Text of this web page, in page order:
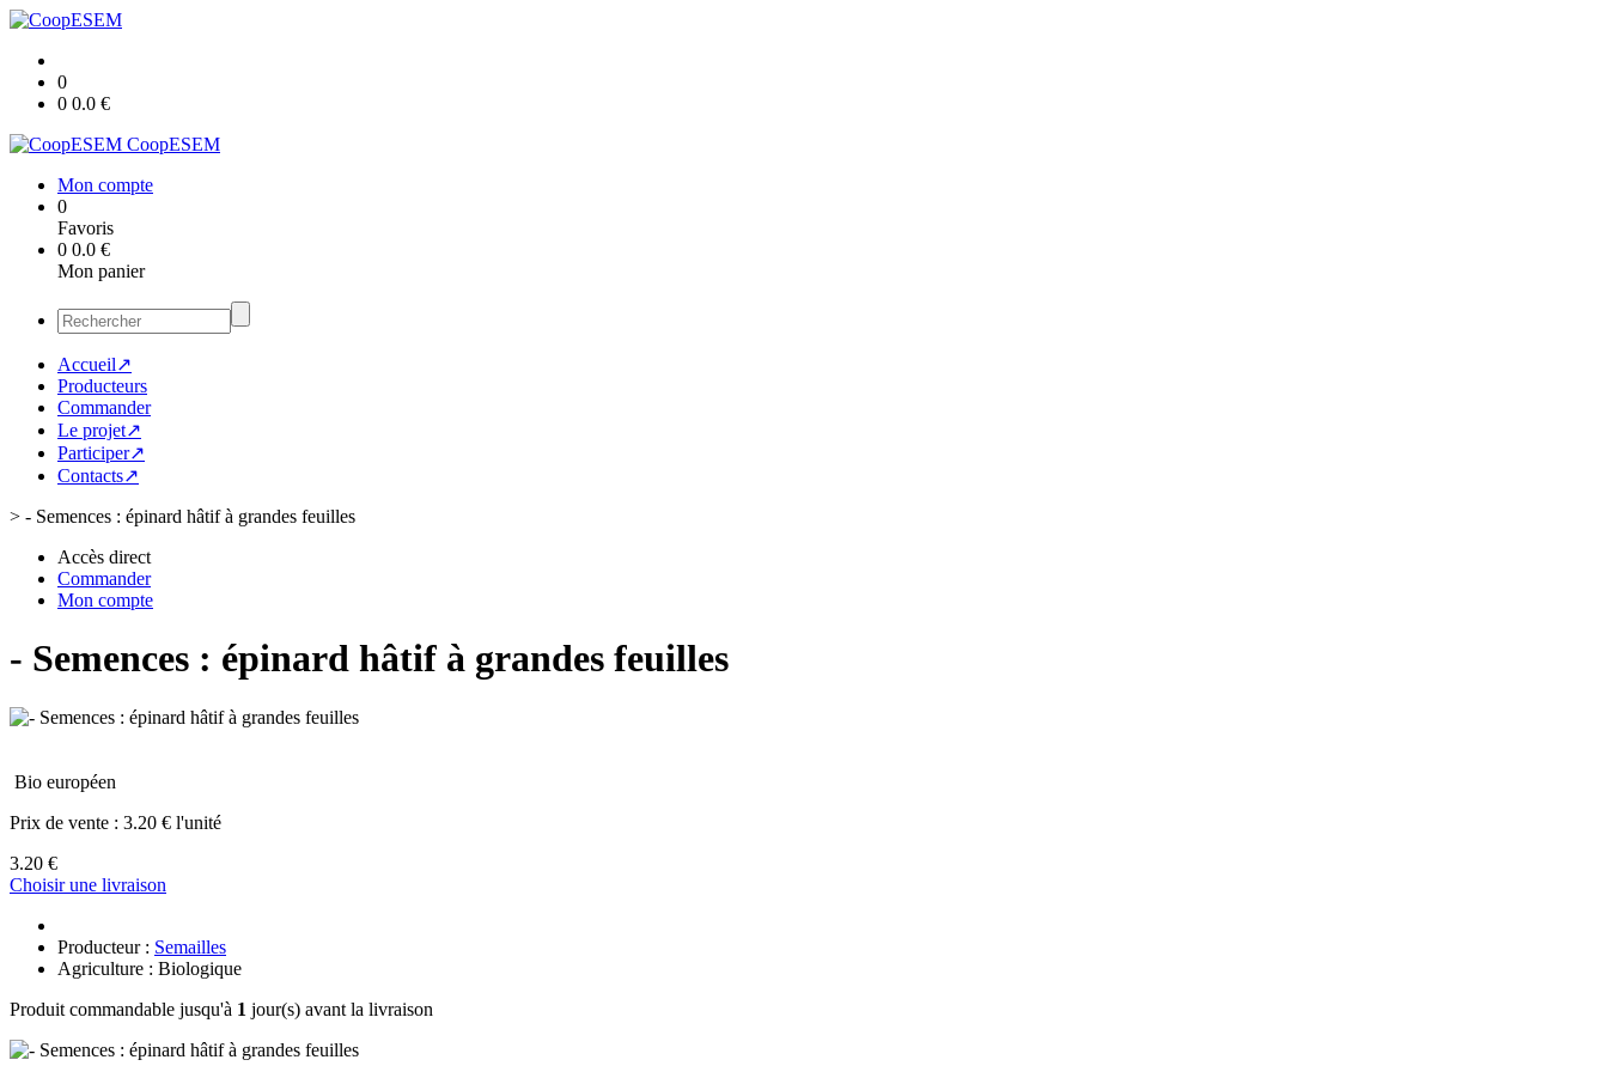
0
0 0.0 €
CoopESEM
Mon compte
0
Favoris
0 0.0 €
Mon panier
Accueil↗
Producteurs
Commander
Le projet↗
Participer↗
Contacts↗
> - Semences : épinard hâtif à grandes feuilles
Accès direct
Commander
Mon compte
- Semences : épinard hâtif à grandes feuilles
Bio européen
Prix de vente : 3.20 € l'unité
3.20 €
Choisir une livraison
Producteur : Semailles
Agriculture : Biologique
Produit commandable jusqu'à 1 jour(s) avant la livraison